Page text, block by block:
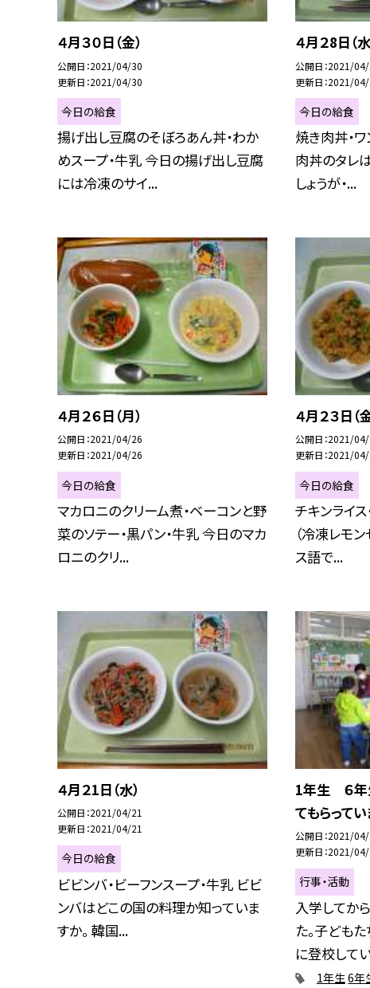
４月３０日（金）
公開日 2021/04/30
更新日 2021/04/30
今日の給食
揚げ出し豆腐のそぼろあん丼・わか
めスープ・牛乳 今日の揚げ出し豆腐
には冷凍のサイ...
４月２8日（水
公開日 2021/
更新日 2021/
今日の給食
焼き肉丼・
肉丼のタレ
しょうが・...
４月２６日（月）
公開日 2021/04/26
更新日 2021/04/26
今日の給食
マカロニのクリーム煮・ベーコンと野
菜のソテー・黒パン・牛乳 今日のマカ
ロニのクリ...
４月２３日（
公開日 2021/
更新日 2021/
今日の給食
チキンライス
（冷凍レモ
ス語で...
４月２1日（水）
公開日 2021/04/21
更新日 2021/04/21
今日の給食
ビビンバ・ビーフンスープ・牛乳 ビビ
ンバはどこの国の料理か知っていま
すか。 韓国...
1年生 ６年
てもらってい
公開日 2021/
更新日 2021/
行事・活動
入学してか
た。子ども
に登校して
1年生6年